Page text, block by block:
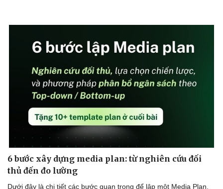
Hậu trường
6 bước xây dựng media plan: từ nghiên cứu đối
thủ đến đo lường
Dưới đây là chi tiết các bước quan trọng để lập một Media Plan.